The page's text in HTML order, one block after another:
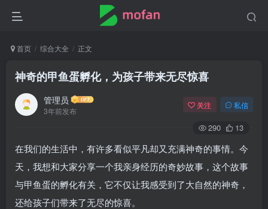
首页 综合大全 正文
神奇的甲鱼蛋孵化，为孩子带来无尽惊喜
管理员
3年前发布
关注 私信
290 13
在我们的生活中，有许多看似平凡却又充满神奇的事情。今
天，我想和大家分享一个我亲身经历的奇妙故事，这个故事
与甲鱼蛋的孵化有关，它不仅让我感受到了大自然的神奇，
还给孩子们带来了无尽的惊喜。